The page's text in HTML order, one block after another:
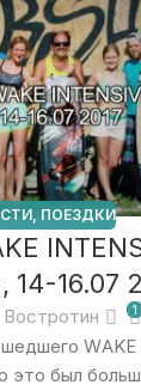
ПОЕЗДКИ
16.07
1
WAKE
это был